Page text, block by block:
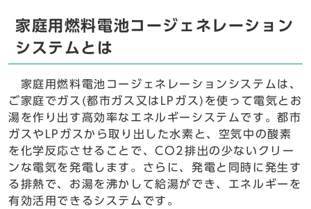
家庭用燃料電池コージェネレーション
システムとは
家庭用燃料電池コージェネレーションシステムは、
ご家庭でガス(都市ガス又はLPガス)を使って電気とお
湯を作り出す高効率なエネルギーシステムです。都市
ガスやLPガスから取り出した水素と、空気中の酸素
を化学反応させることで、CO2排出の少ないクリー
ンな電気を発電します。さらに、発電と同時に発生す
る排熱で、お湯を沸かして給湯ができ、エネルギーを
有効活用できるシステムです。